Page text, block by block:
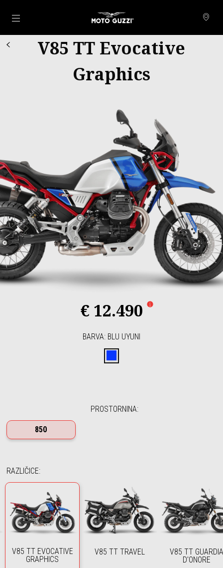
Pojdi na glavno vsebino
V85 TT Evocative
Graphics
€ 12.490
BARVA: BLU UYUNI
PROSTORNINA:
850
RAZLIČICE:
V85 TT EVOCATIVE
GRAPHICS
V85 TT TRAVEL
V85 TT GUARDIA
D'ONORE